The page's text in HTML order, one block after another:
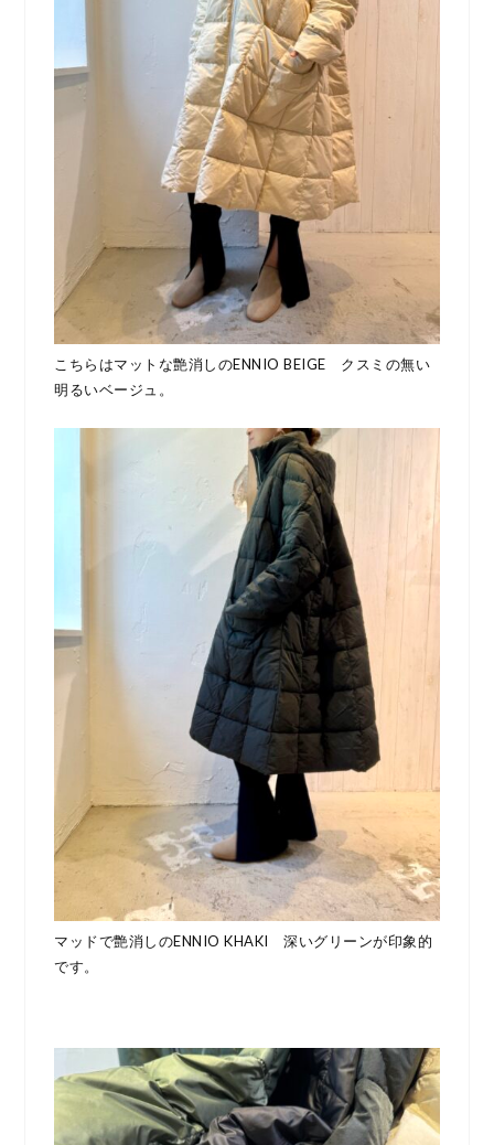
こちらはマットな艶消しのENNIO BEIGE クスミの無い
明るいベージュ。
マッドで艶消しのENNIO KHAKI 深いグリーンが印象的
です。